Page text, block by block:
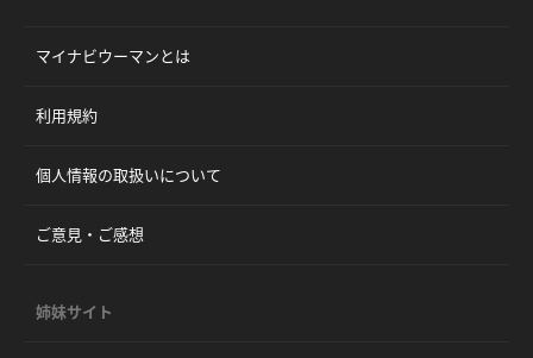
マイナビウーマンとは
利用規約
個人情報の取扱いについて
ご意見・ご感想
姉妹サイト